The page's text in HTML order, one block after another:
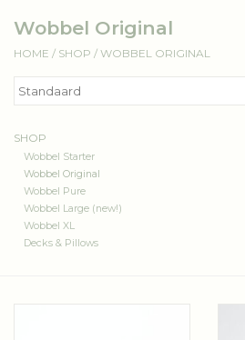
Wobbel Original
HOME / SHOP / WOBBEL ORIGINAL
SHOP
Wobbel Starter
Wobbel Original
Wobbel Pure
Wobbel Large (new!)
Wobbel XL
Decks & Pillows